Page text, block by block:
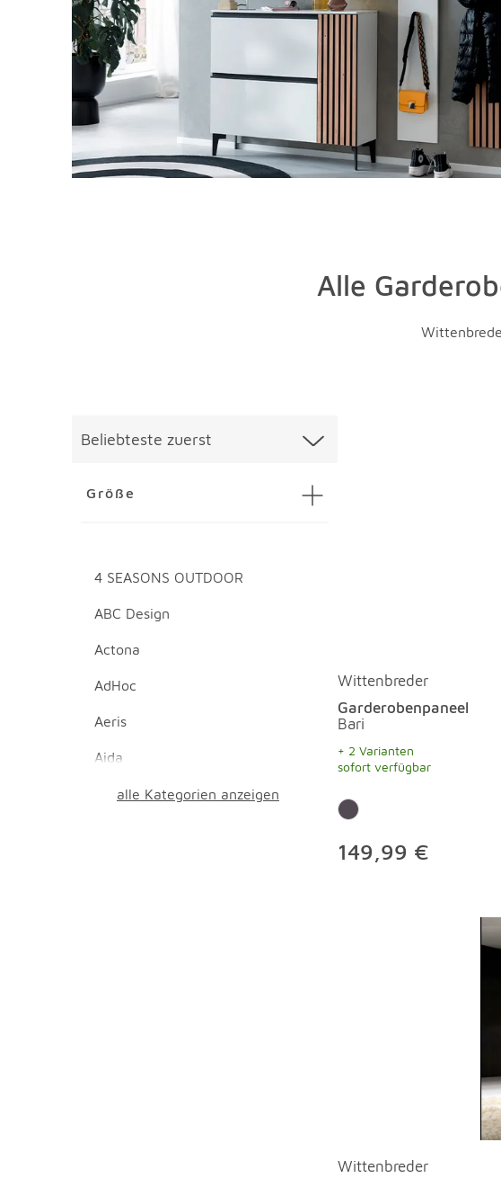
Alle
Beliebteste zuerst
Größe
4 SEASONS OUTDOOR
ABC Design
Actona
AdHoc
Aeris
Aida
alle Kategorien anzeigen
Wittenbreder
Garderobenpaneel
Bari
+ 2 Varianten
sofort verfügbar
149,99 €
Wittenbreder